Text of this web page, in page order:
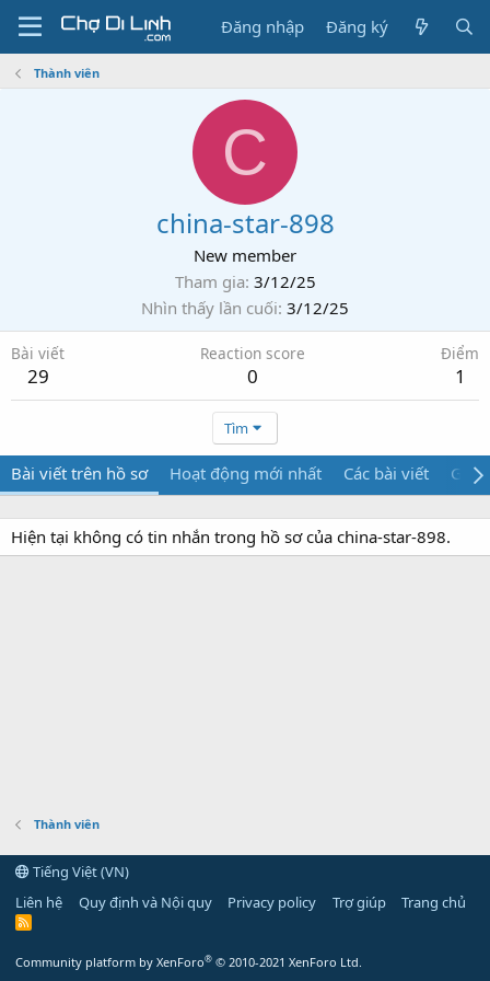
Đăng nhập Đăng ký
Thành viên
C
china-star-898
New member
Tham gia 3/12/25
Nhìn thấy lần cuối 3/12/25
Bài viết
29
Reaction score
0
Điểm
1
Tìm
Bài viết trên hồ sơ Hoạt động mới nhất Các bài viết Giới
Hiện tại không có tin nhắn trong hồ sơ của china-star-898.
Thành viên
Tiếng Việt (VN)
Liên hệ
Quy định và Nội quy Privacy policy Trợ giúp Trang chủ
R
Community platform by XenForo® © 2010-2021 XenForo Ltd.